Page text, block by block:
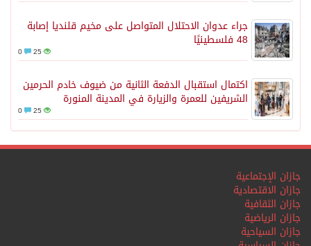
جراء عدوان الاحتلال المتواصل على مخيم قلنديا إصابة
48 فلسطينيًا
25
اكتمال استقبال الدفعة الثانية من ضيوف خادم الحرمين
الشريفين للعمرة والزيارة في المدينة المنورة
25
جازان الإجتماعية
جازان الاقتصادية
جازان الثقافية
جازان الرياضية
جازان السياحية